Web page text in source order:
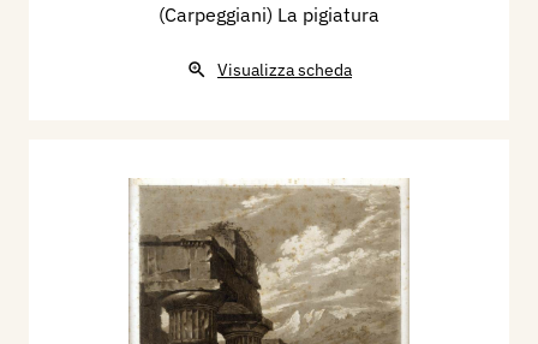
(Carpeggiani) La pigiatura
Visualizza scheda